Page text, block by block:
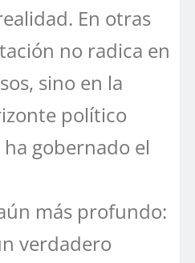
En otras
no radica en
sino en la
político
gobernado el
más profundo:
verdadero